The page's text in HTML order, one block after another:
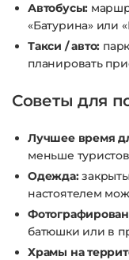
Автобусы:
«Батурина» или
Такси / авто:
планировать
Советы для
Лучшее время
меньше
Одежда:
настоятелем
батюшки или в
Храмы на